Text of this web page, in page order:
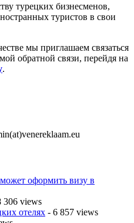
турецких бизнесменов,
туристов в свои
мы приглашаем связаться
обратной связи, перейдя на
.
оформить визу в
306 views
отелях - 6 857 views